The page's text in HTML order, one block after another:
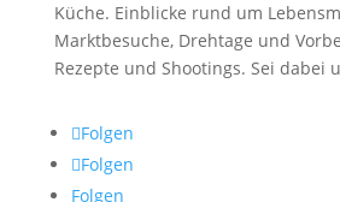
Küche. Einblicke rund um
Marktbesuche, Drehtage und
Rezepte und Shootings. Sei dabei
Folgen
Folgen
Folgen